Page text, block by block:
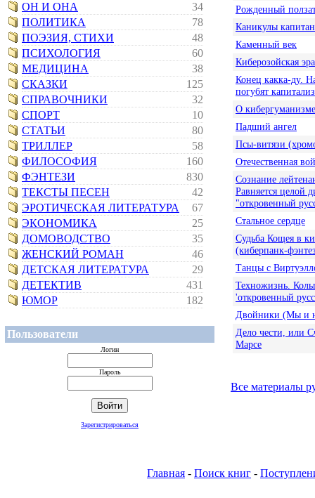
ОН И ОНА
34
ПОЛИТИКА
78
ПОЭЗИЯ, СТИХИ
48
ПСИХОЛОГИЯ
60
МЕДИЦИНА
38
СКАЗКИ
125
СПРАВОЧНИКИ
32
СПОРТ
10
СТАТЬИ
80
ТРИЛЛЕР
58
ФИЛОСОФИЯ
160
ФЭНТЕЗИ
830
ТЕКСТЫ ПЕСЕН
42
ЭРОТИЧЕСКАЯ ЛИТЕРАТУРА
67
ЭКОНОМИКА
25
ДОМОВОДСТВО
35
ЖЕНСКИЙ РОМАН
46
ДЕТСКАЯ ЛИТЕРАТУРА
29
ДЕТЕКТИВ
431
ЮМОР
182
Пользователи
Логин
Пароль
Зарегистрироваться
Рожденный
Каникулы
Каменный век
Киберозойская эра
Конец какка-ду.
погубят
О кибергуманизме
Падший ангел
Псы-витязи
Отечественная
Сознание
Равняется целой
"откровенный
Стальное сердце
Судьба Кощея в
(киберпанк-
Танцы с
Техножизнь.
'откровенный
Двойники (Мы и
Дело чести, или
Марсе
Все материалы
Главная - Поиск книг -